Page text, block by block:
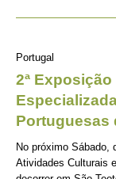
Portugal
2ª
Portuguesas
No próximo Sábado,
Atividades Culturais